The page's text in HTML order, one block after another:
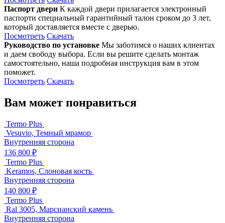
Паспорт двери К каждой двери прилагается электронный
паспорти специальный гарантийный талон сроком до 3 лет,
который доставляется вместе с дверью.
Посмотреть Скачать
Руководство по установке Мы заботимся о наших клиентах
и даем свободу выбора. Если вы решите сделать монтаж
самостоятельно, наша подробная инструкция вам в этом
поможет.
Посмотреть Скачать
Вам может понравиться
Termo Plus
Vesuvio, Темный мрамор
Внутренняя сторона
136 800 ₽
Termo Plus
Keramos, Слоновая кость
Внутренняя сторона
140 800 ₽
Termo Plus
Ral 3005, Марсианский камень
Внутренняя сторона